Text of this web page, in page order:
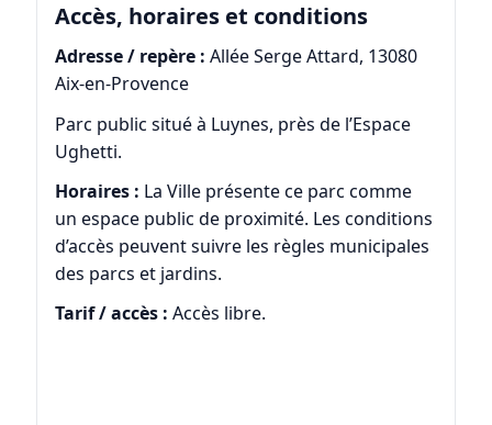
Accès, horaires et conditions
Adresse / repère : Allée Serge Attard, 13080
Aix-en-Provence
Parc public situé à Luynes, près de l’Espace
Ughetti.
Horaires : La Ville présente ce parc comme
un espace public de proximité. Les conditions
d’accès peuvent suivre les règles municipales
des parcs et jardins.
Tarif / accès : Accès libre.